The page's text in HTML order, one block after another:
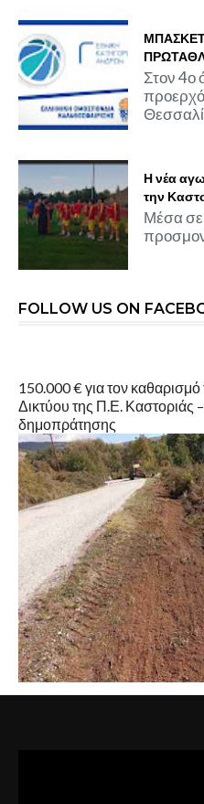
Στον 4ο
Η νέα
την
Μέσα σε
FOLLOW US ON
150.000 € για τον
Δικτύου της Π.Ε. Καστοριάς
δημοπράτησης